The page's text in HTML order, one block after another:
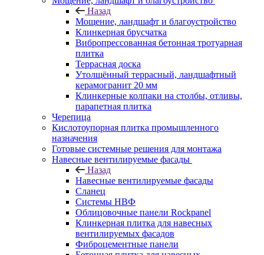
Назад
Мощение, ландшафт и благоустройство
Клинкерная брусчатка
Вибропрессованная бетонная тротуарная
плитка
Террасная доска
Утолщённый террасный, ландшафтный
керамогранит 20 мм
Клинкерные колпаки на столбы, отливы,
парапетная плитка
Черепица
Кислотоупорная плитка промышленного
назначения
Готовые системные решения для монтажа
Навесные вентилируемые фасады
Назад
Навесные вентилируемые фасады
Сланец
Системы НВФ
Облицовочные панели Rockpanel
Клинкерная плитка для навесных
вентилируемых фасадов
Фиброцементные панели